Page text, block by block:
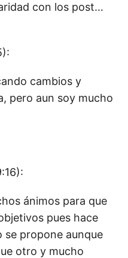
con los post…
cambios y
pero aun soy mucho
ánimos para que
pues hace
se propone aunque
otro y mucho